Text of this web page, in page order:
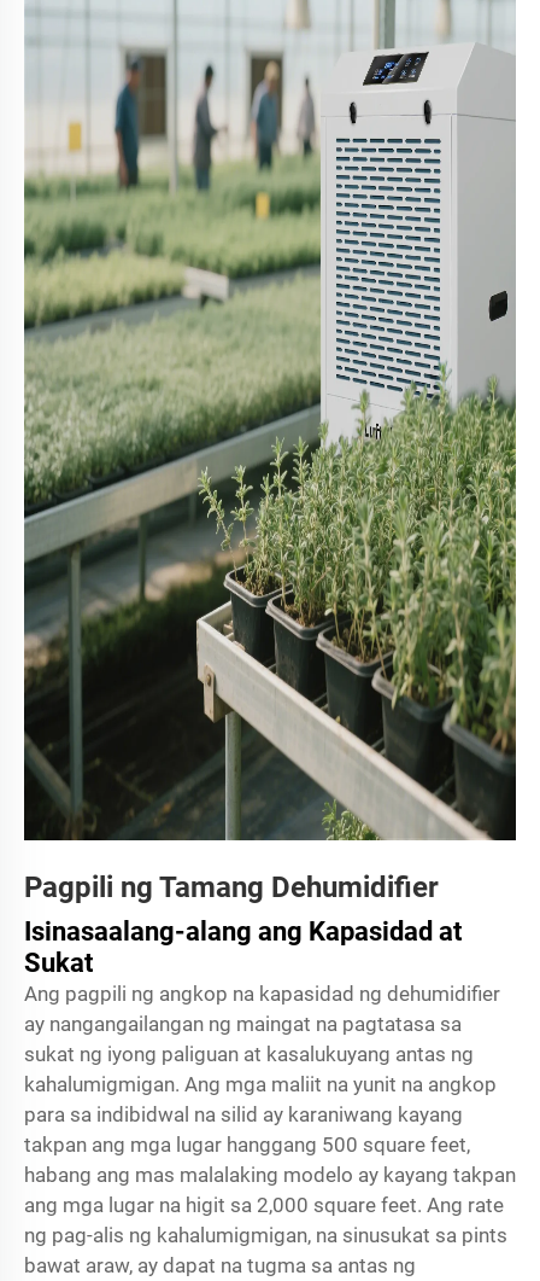
Pagpili ng Tamang Dehumidifier
Isinasaalang-alang ang Kapasidad at
Sukat
Ang pagpili ng angkop na kapasidad ng dehumidifier
ay nangangailangan ng maingat na pagtatasa sa
sukat ng iyong paliguan at kasalukuyang antas ng
kahalumigmigan. Ang mga maliit na yunit na angkop
para sa indibidwal na silid ay karaniwang kayang
takpan ang mga lugar hanggang 500 square feet,
habang ang mas malalaking modelo ay kayang takpan
ang mga lugar na higit sa 2,000 square feet. Ang rate
ng pag-alis ng kahalumigmigan, na sinusukat sa pints
bawat araw, ay dapat na tugma sa antas ng